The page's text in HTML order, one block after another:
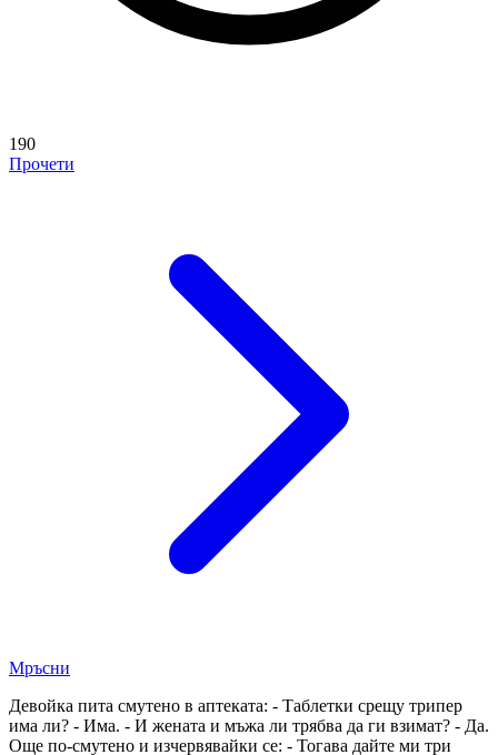
190
Прочети
Мръсни
Девойка пита смутено в аптеката: - Таблетки срещу трипер
има ли? - Има. - И жената и мъжа ли трябва да ги взимат? - Да.
Още по-смутено и изчервявайки се: - Тогава дайте ми три